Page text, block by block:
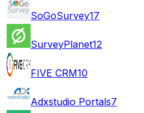
SoGoSurvey17
SurveyPlanet12
FIVE CRM10
Adxstudio Portals7